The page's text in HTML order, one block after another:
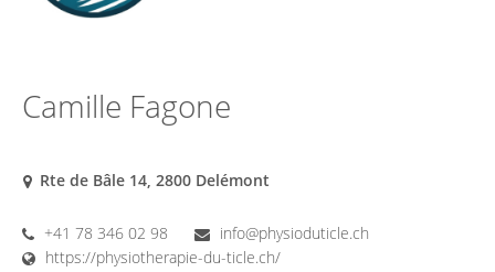
Camille Fagone
Rte de Bâle 14, 2800 Delémont
+41 78 346 02 98
info@physioduticle.ch
https://physiotherapie-du-ticle.ch/